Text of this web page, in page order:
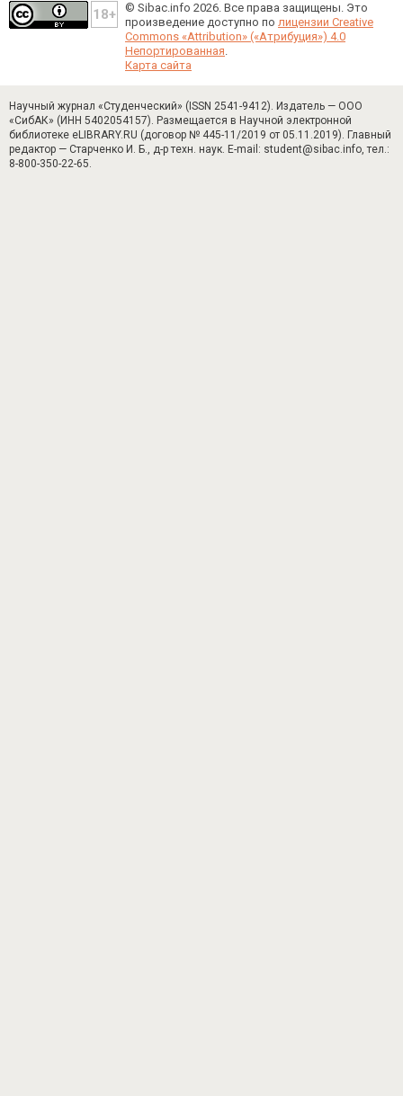
© Sibac.info 2026. Все права защищены. Это
произведение доступно по лицензии Creative
Commons «Attribution» («Атрибуция») 4.0
Непортированная.
Карта сайта
Научный журнал «Студенческий» (ISSN 2541-9412). Издатель — ООО
«СибАК» (ИНН 5402054157). Размещается в Научной электронной
библиотеке eLIBRARY.RU (договор № 445-11/2019 от 05.11.2019). Главный
редактор — Старченко И. Б., д-р техн. наук. E-mail: student@sibac.info, тел.:
8-800-350-22-65.